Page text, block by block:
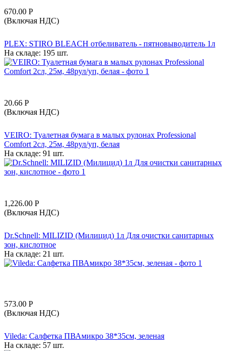
670.00 Р
(Включая НДС)
PLEX: STIRO BLEACH отбеливатель - пятновыводитель 1л
На складе: 195 шт.
20.66 Р
(Включая НДС)
VEIRO: Туалетная бумага в малых рулонах Professional
Comfort 2сл, 25м, 48рул/уп, белая
На складе: 91 шт.
1,226.00 Р
(Включая НДС)
Dr.Schnell: MILIZID (Милицид) 1л Для очистки санитарных
зон, кислотное
На складе: 21 шт.
573.00 Р
(Включая НДС)
Vileda: Салфетка ПВАмикро 38*35см, зеленая
На складе: 57 шт.